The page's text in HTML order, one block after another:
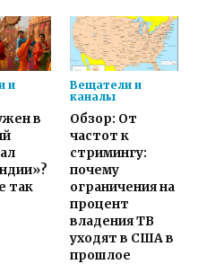
и
в
так
Вещатели и
каналы
Обзор: От
частот к
стримингу:
почему
ограничения на
процент
владения ТВ
уходят в США в
прошлое